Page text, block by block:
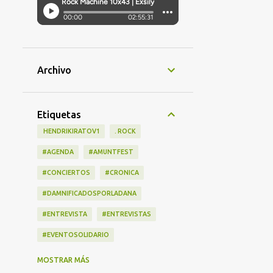
Archivo
Etiquetas
‎ HENDRIKIRATOV1 . ROCK
#AGENDA #AMUNTFEST
#CONCIERTOS #CRONICA
#DAMNIFICADOSPORLADANA
#ENTREVISTA #ENTREVISTAS
#EVENTOSOLIDARIO
#LANZAMIENTOS
MOSTRAR MÁS